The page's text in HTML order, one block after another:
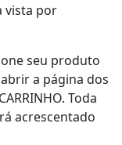
vista por
seu produto
abrir a página dos
Toda
acrescentado